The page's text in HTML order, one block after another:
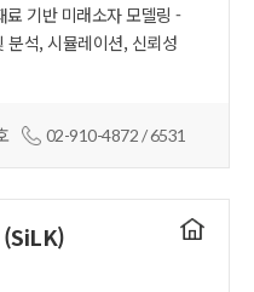
기반 미래소자 모델링 -
분석, 시뮬레이션, 신뢰성
02-910-4872 / 6531
(SiLK)
연구실